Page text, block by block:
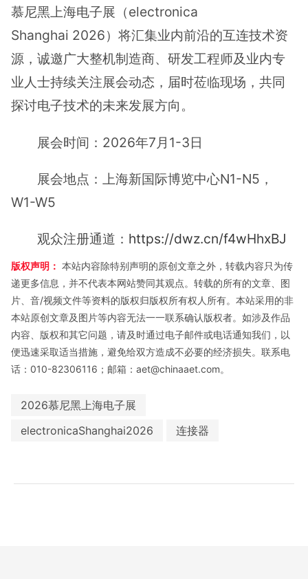
慕尼黑上海电子展（electronica
Shanghai 2026）将汇集业内前沿的互连技术资
源，诚邀广大整机制造商、研发工程师及业内专
业人士持续关注展会动态，届时莅临现场，共同
探讨电子技术的未来发展方向。
展会时间：2026年7月1-3日
展会地点：上海新国际博览中心N1-N5，
W1-W5
观众注册通道： https://dwz.cn/f4wHhxBJ
版权声明： 本站内容除特别声明的原创文章之外，转载内容只为传
递更多信息，并不代表本网站赞同其观点。转载的所有的文章、图
片、音/视频文件等资料的版权归版权所有权人所有。本站采用的非
本站原创文章及图片等内容无法一一联系确认版权者。如涉及作品
内容、版权和其它问题，请及时通过电子邮件或电话通知我们，以
便迅速采取适当措施，避免给双方造成不必要的经济损失。联系电
话：010-82306116；邮箱：aet@chinaaet.com。
2026慕尼黑上海电子展
electronicaShanghai2026
连接器